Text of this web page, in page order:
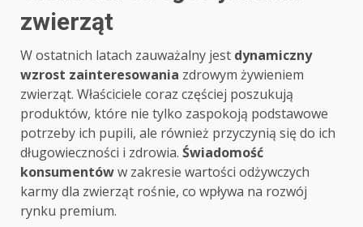
zwierząt
W ostatnich latach zauważalny jest dynamiczny
wzrost zainteresowania zdrowym żywieniem
zwierząt. Właściciele coraz częściej poszukują
produktów, które nie tylko zaspokoją podstawowe
potrzeby ich pupili, ale również przyczynią się do ich
długowieczności i zdrowia. Świadomość
konsumentóww zakresie wartości odżywczych
karmy dla zwierząt rośnie, co wpływa na rozwój
rynku premium.